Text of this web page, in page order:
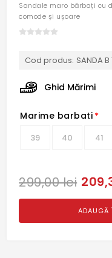
Sandale maro bărbați cu
comode și ușoare
Cod produs: SANDA
Ghid Mărimi
Marime barbati *
39 40 41
299,00 lei
ADAUGĂ